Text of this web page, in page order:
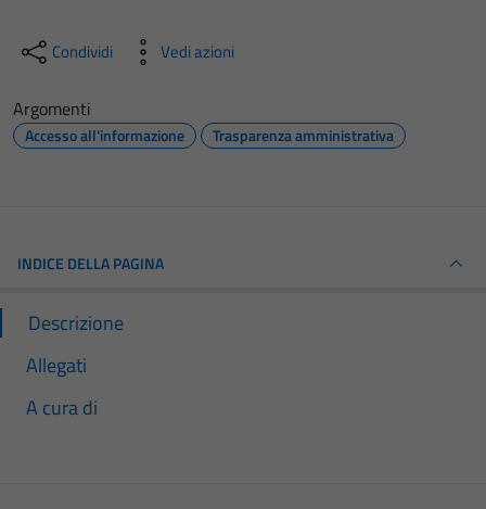
Condividi Vedi azioni
Argomenti
Accesso all'informazione Trasparenza amministrativa
INDICE DELLA PAGINA
Descrizione
Allegati
A cura di